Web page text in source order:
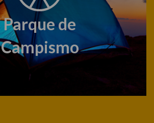
Parque de
Campismo